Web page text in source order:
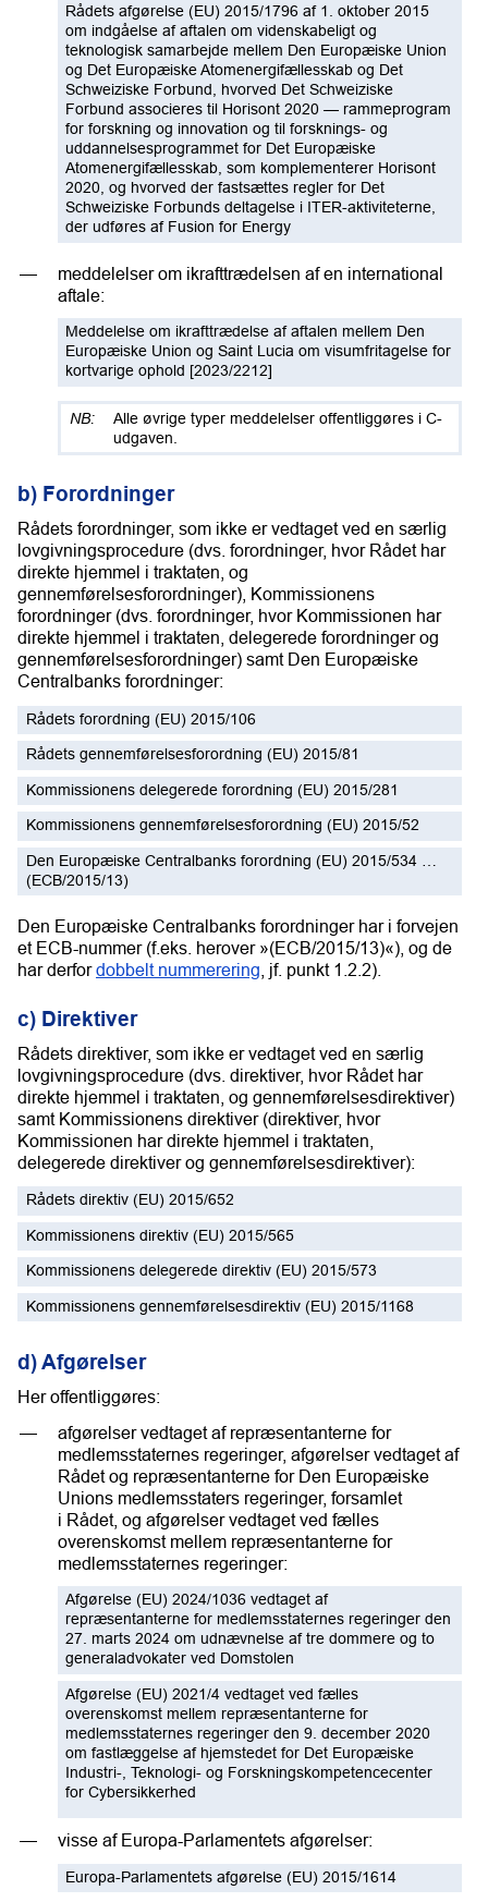
Rådets afgørelse (EU) 2015/1796 af 1. oktober 2015
om indgåelse af aftalen om videnskabeligt og
teknologisk samarbejde mellem Den Europæiske Union
og Det Europæiske Atomenergifællesskab og Det
Schweiziske Forbund, hvorved Det Schweiziske
Forbund associeres til Horisont 2020 — rammeprogram
for forskning og innovation og til forsknings- og
uddannelsesprogrammet for Det Europæiske
Atomenergifællesskab, som komplementerer Horisont
2020, og hvorved der fastsættes regler for Det
Schweiziske Forbunds deltagelse i ITER-aktiviteterne,
der udføres af Fusion for Energy
meddelelser om ikrafttrædelsen af en international
aftale:
Meddelelse om ikrafttrædelse af aftalen mellem Den
Europæiske Union og Saint Lucia om visumfritagelse for
kortvarige ophold [2023/2212]
Alle øvrige typer meddelelser offentliggøres i C-
udgaven.
b) Forordninger
Rådets forordninger, som ikke er vedtaget ved en særlig
lovgivningsprocedure (dvs. forordninger, hvor Rådet har
direkte hjemmel i traktaten, og
gennemførelsesforordninger), Kommissionens
forordninger (dvs. forordninger, hvor Kommissionen har
direkte hjemmel i traktaten, delegerede forordninger og
gennemførelsesforordninger) samt Den Europæiske
Centralbanks forordninger:
Rådets forordning (EU) 2015/106
Rådets gennemførelsesforordning (EU) 2015/81
Kommissionens delegerede forordning (EU) 2015/281
Kommissionens gennemførelsesforordning (EU) 2015/52
Den Europæiske Centralbanks forordning (EU) 2015/534 …
(ECB/2015/13)
Den Europæiske Centralbanks forordninger har i forvejen
et ECB-nummer (f.eks. herover »(ECB/2015/13)«), og de
har derfordobbelt nummerering , jf. punkt 1.2.2).
c) Direktiver
Rådets direktiver, som ikke er vedtaget ved en særlig
lovgivningsprocedure (dvs. direktiver, hvor Rådet har
direkte hjemmel i traktaten, og gennemførelsesdirektiver)
samt Kommissionens direktiver (direktiver, hvor
Kommissionen har direkte hjemmel i traktaten,
delegerede direktiver og gennemførelsesdirektiver):
Rådets direktiv (EU) 2015/652
Kommissionens direktiv (EU) 2015/565
Kommissionens delegerede direktiv (EU) 2015/573
Kommissionens gennemførelsesdirektiv (EU) 2015/1168
d) Afgørelser
Her offentliggøres:
afgørelser vedtaget af repræsentanterne for
medlemsstaternes regeringer, afgørelser vedtaget af
Rådet og repræsentanterne for Den Europæiske
Unions medlemsstaters regeringer, forsamlet
i Rådet, og afgørelser vedtaget ved fælles
overenskomst mellem repræsentanterne for
medlemsstaternes regeringer:
Afgørelse (EU) 2024/1036 vedtaget af
repræsentanterne for medlemsstaternes regeringer den
27. marts 2024 om udnævnelse af tre dommere og to
generaladvokater ved Domstolen
Afgørelse (EU) 2021/4 vedtaget ved fælles
overenskomst mellem repræsentanterne for
medlemsstaternes regeringer den 9. december 2020
om fastlæggelse af hjemstedet for Det Europæiske
Industri-, Teknologi- og Forskningskompetencecenter
for Cybersikkerhed
visse af Europa-Parlamentets afgørelser:
Europa-Parlamentets afgørelse (EU) 2015/1614